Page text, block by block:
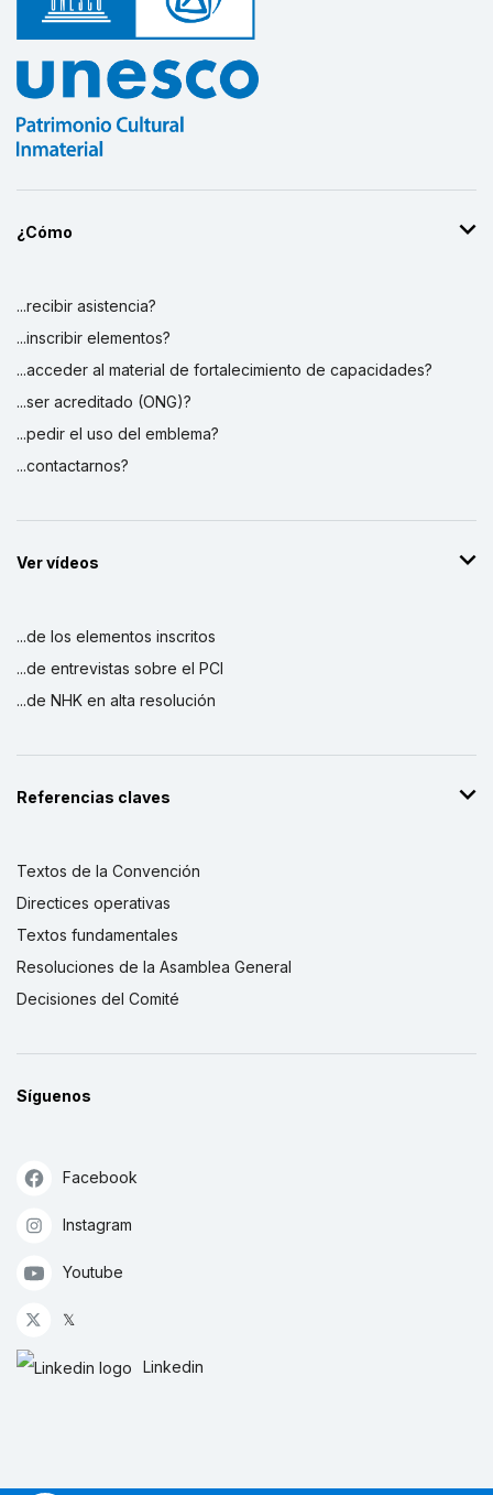
¿Cómo
...recibir asistencia?
...inscribir elementos?
...acceder al material de fortalecimiento de capacidades?
...ser acreditado (ONG)?
...pedir el uso del emblema?
...contactarnos?
Ver vídeos
...de los elementos inscritos
...de entrevistas sobre el PCI
...de NHK en alta resolución
Referencias claves
Textos de la Convención
Directices operativas
Textos fundamentales
Resoluciones de la Asamblea General
Decisiones del Comité
Síguenos
Facebook
Instagram
Youtube
𝕏
Linkedin